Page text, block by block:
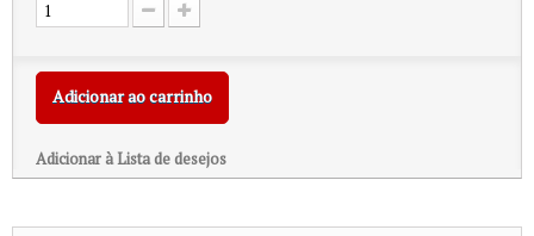
Adicionar ao carrinho
Adicionar à Lista de desejos